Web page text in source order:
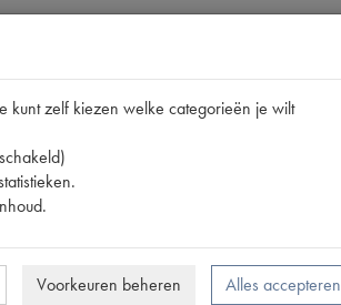
kunt zelf kiezen welke categorieën je wilt
Voorkeuren beheren Alles accepteren